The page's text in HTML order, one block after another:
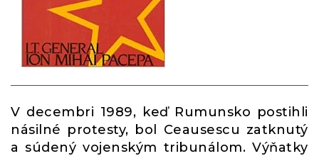
V decembri 1989, keď Rumunsko postihli
násilné protesty, bol Ceausescu zatknutý
a súdený vojenským tribunálom. Výňatky